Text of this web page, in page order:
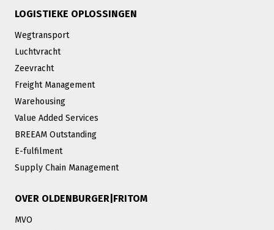
LOGISTIEKE OPLOSSINGEN
Wegtransport
Luchtvracht
Zeevracht
Freight Management
Warehousing
Value Added Services
BREEAM Outstanding
E-fulfilment
Supply Chain Management
OVER OLDENBURGER|FRITOM
MVO